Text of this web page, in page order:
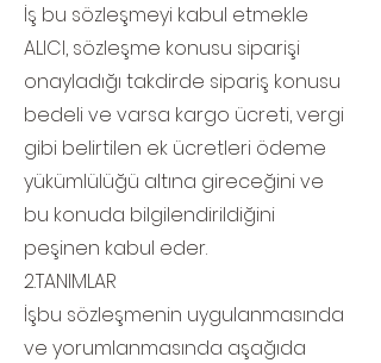
İş bu sözleşmeyi kabul etmekle
ALICI, sözleşme konusu siparişi
onayladığı takdirde sipariş konusu
bedeli ve varsa kargo ücreti, vergi
gibi belirtilen ek ücretleri ödeme
yükümlülüğü altına gireceğini ve
bu konuda bilgilendirildiğini
peşinen kabul eder.
2.TANIMLAR
İşbu sözleşmenin uygulanmasında
ve yorumlanmasında aşağıda